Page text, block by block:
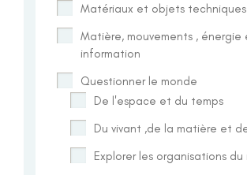
Matériaux et objets techniques
Matière, mouvements , énergie
information
Questionner le monde
De l'espace et du temps
Du vivant ,de la matière et
Explorer les organisations du